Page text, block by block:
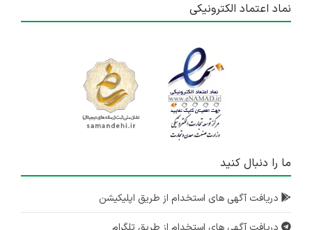
نماد اعتماد الکترونیکی
ما را دنبال کنید
دریافت آگهی های استخدام از طریق اپلیکیشن